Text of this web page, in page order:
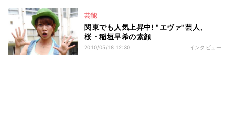
芸能
関東でも人気上昇中! "エヴァ"芸人、
桜・稲垣早希の素顔
2010/05/18 12:30 インタビュー